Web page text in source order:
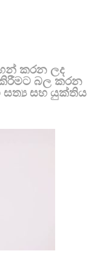
කරන ලද
බල කරන
සත්‍ය සහ යුක්තිය